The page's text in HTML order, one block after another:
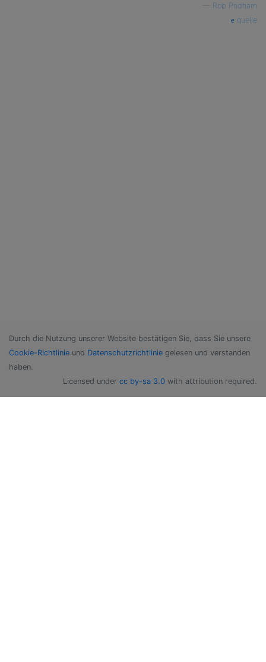
Rob Pridham
quelle
Durch die Nutzung unserer Website bestätigen Sie, dass Sie unsere
Cookie-Richtlinie und Datenschutzrichtlinie gelesen und verstanden
haben.
Licensed under cc by-sa 3.0 with attribution required.